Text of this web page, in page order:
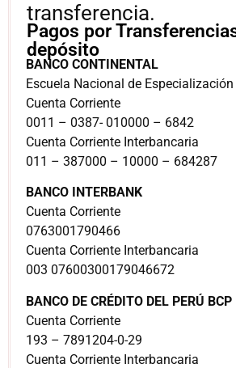
transferencia.
BANCO CONTINENTAL
Escuela Nacional de
Cuenta Corriente
0011 – 0387- 010000 – 6842
Cuenta Corriente Interbancaria
011 – 387000 – 10000 – 684287
BANCO INTERBANK
Cuenta Corriente
0763001790466
Cuenta Corriente Interbancaria
003 07600300179046672
BANCO DE CRÉDITO DEL PERÚ BCP
Cuenta Corriente
193 – 7891204-0-29
Cuenta Corriente Interbancaria
Pagos por
depósito